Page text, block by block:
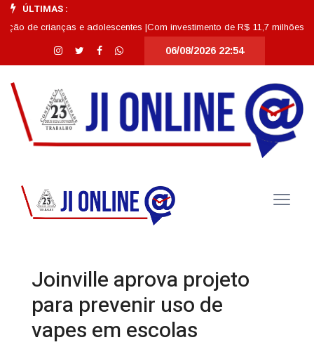
ÚLTIMAS :
e adolescentes |Com investimento de R$ 11,7 milhões, Escola
06/08/2026 22:54
Joinville aprova projeto
para prevenir uso de
vapes em escolas